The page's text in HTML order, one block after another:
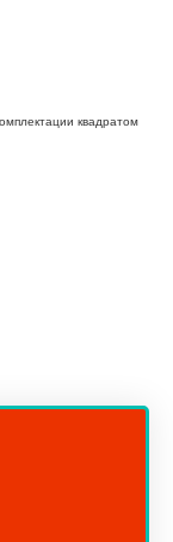
квадратом